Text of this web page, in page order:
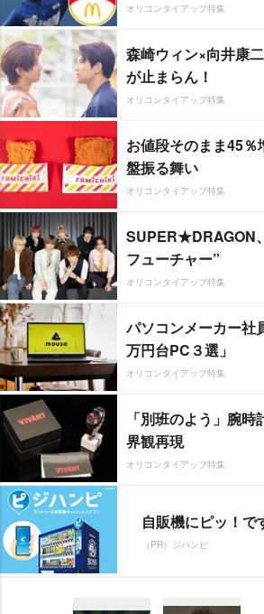
オリコンタイアップ特集
森崎ウィン×向井康
が止まらん！
オリコンタイアップ特集
お値段そのまま45
盤振る舞い
オリコンタイアップ特集
SUPER★DRAGON
フューチャー”
オリコンタイアップ特集
パソコンメーカー社
万円台PC３選」
オリコンタイアップ特集
「別班のよう」腕
界観再現
オリコンタイアップ特集
自販機にピッ！で
（PR）ジハンピ